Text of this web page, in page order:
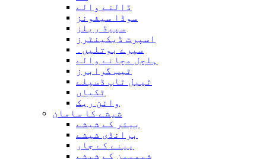
ڈالنے والے
سوڈا سیفونز
سپیڈ ریلز
اسپرٹ ڈیکینٹرز
سپرے بوتلیں۔
ہلچل مچانے والے
ٹیب گرابرز
ٹیبل ٹاپ ڈسپلے
ٹکیاں
وائن ریک
شیشے کا سامان
بیئر کے شیشے
برانڈی شیشے
پینے کے جار
شیمپین کے شیشے